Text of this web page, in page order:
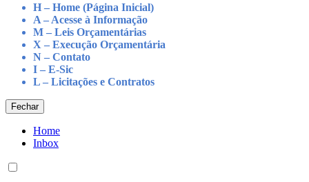
H – Home (Página Inicial)
A – Acesse à Informação
M – Leis Orçamentárias
X – Execução Orçamentária
N – Contato
I – E-Sic
L – Licitações e Contratos
Fechar
Home
Inbox